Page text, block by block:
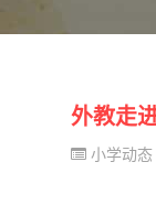
外教走
小学动态